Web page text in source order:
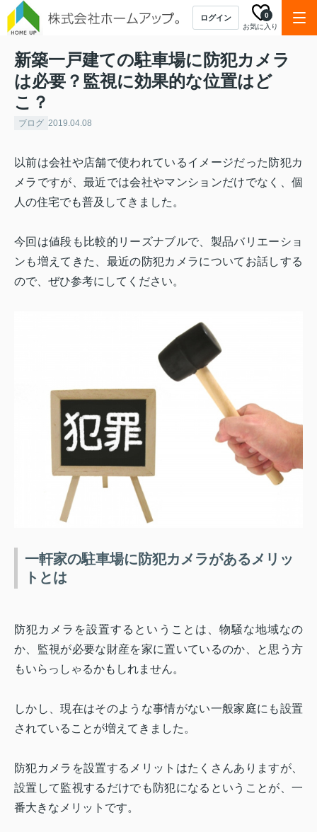
ログイン
お気に入り
0
新築一戸建ての駐車場に防犯カメラ
は必要？監視に効果的な位置はど
こ？
ブログ 2019.04.08
以前は会社や店舗で使われているイメージだった防犯カ
メラですが、最近では会社やマンションだけでなく、個
人の住宅でも普及してきました。
今回は値段も比較的リーズナブルで、製品バリエーショ
ンも増えてきた、最近の防犯カメラについてお話しする
ので、ぜひ参考にしてください。
一軒家の駐車場に防犯カメラがあるメリッ
トとは
防犯カメラを設置するということは、物騒な地域なの
か、監視が必要な財産を家に置いているのか、と思う方
もいらっしゃるかもしれません。
しかし、現在はそのような事情がない一般家庭にも設置
されていることが増えてきました。
防犯カメラを設置するメリットはたくさんありますが、
設置して監視するだけでも防犯になるということが、一
番大きなメリットです。